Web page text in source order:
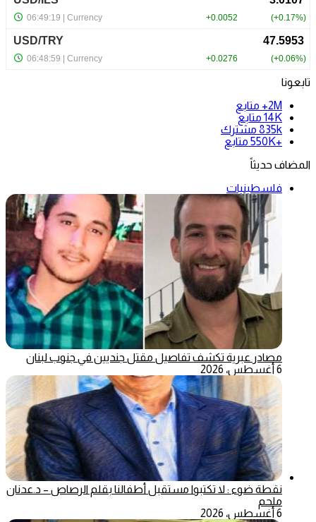
تابعونا
2M+
متابع
14K متابع
835k مشترك
+550K
متابع
المضاف حديثاً
فلسطينيات
مصادر عبرية تكشف تفاصيل مقتل جنديين في جنوب لبنان
6 أغسطس، 2026
نقطة ضوء : لا تكتبوا مستقبل أطفالنا بقلم الرصاص – د.عدنان
ملحم
6 أغسطس، 2026